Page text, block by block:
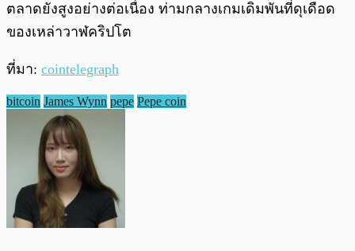
ตลาดยังสูงอย่างต่อเนื่อง ท่ามกลางเกมเดิมพันที่ดุเดือด
ของเหล่าวาฬคริปโต
ที่มา: cointelegraph
bitcoin James Wynn pepe Pepe coin